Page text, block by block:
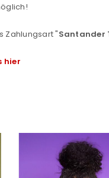
durch
Zahlungsart "Santander
hier